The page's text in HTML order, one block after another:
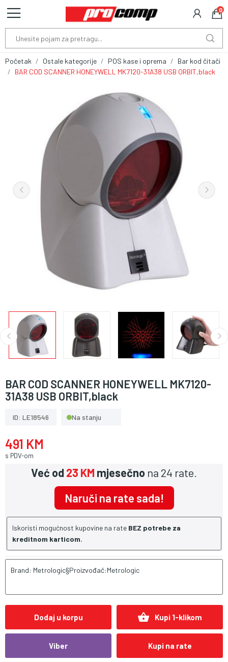
0
Početak Ostale kategorije POS kase i oprema
Bar kod čitači
BAR COD SCANNER HONEYWELL MK7120-31A38 USB ORBIT,black
BAR COD SCANNER HONEYWELL MK7120-
31A38 USB ORBIT,black
ID: LE18546 Na stanju
491 KM
s PDV-om
Već od23 KM mjesečno na 24 rate.
Naruči na rate sada!
Iskoristi mogućnost kupovine na rate BEZ potrebe za
kreditnom karticom.
Brand: Metrologic§Proizvođač:Metrologic
Dodaj u korpu shopping_basket Kupi 1-klikom
Viber Kupi na rate